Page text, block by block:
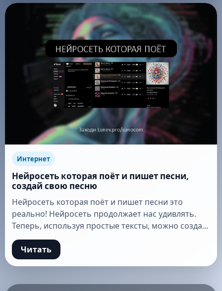
Интернет
Нейросеть которая поёт и пишет песни,
создай свою песню
Нейросеть которая поёт и пишет песни это
реально! Нейросеть продолжает нас удивлять.
Теперь, используя простые тексты, можно созда...
Читать